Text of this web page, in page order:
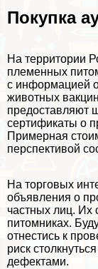
Покупка
На территории
племенных
с информацией
животных
предоставляют
сертификаты о
Примерная
перспективой
На торговых
объявления о
частных лиц. Их
питомниках.
отнестись к
риск
дефектами.